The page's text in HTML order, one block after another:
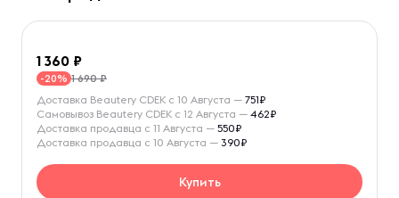
1 360
-20% 1 690 ₽
Доставка Beautery CDEK с 10 Августа — 751₽
Самовывоз Beautery CDEK с 12 Августа — 462₽
Доставка продавца с 11 Августа — 550₽
Доставка продавца с 10 Августа — 390₽
Купить